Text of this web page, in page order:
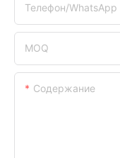
Телефон/WhatsApp
MOQ
Содержание